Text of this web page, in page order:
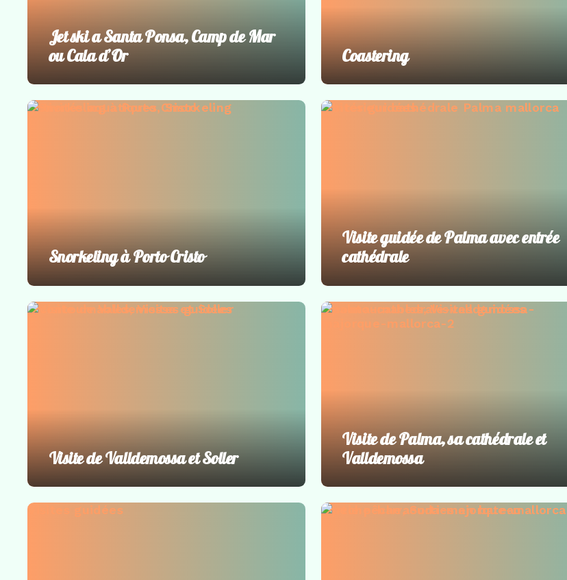
Jet ski a Santa Ponsa, Camp de Mar
ou Cala d’Or
Coastering
Snorkeling à Porto Cristo
Activités aquatiques,Snorkeling
Visite guidée de Palma avec entrée
cathédrale
Visites guidées
Visite de Valldemossa et Soller
Incontournables,Visites guidées
Visite de Palma, sa cathédrale et
Valldemossa
Incontournables,Visites guidées
Visites guidées Sortie pêche,Sorties en bateau